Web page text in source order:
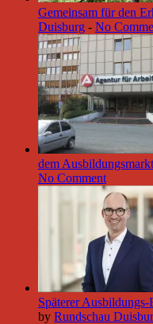
Gemeinsam für den
Duisburg - No
dem
No Comment
Späterer
by Rundschau